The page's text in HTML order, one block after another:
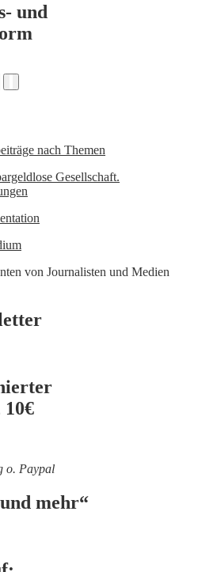
und
nach Themen
Gesellschaft.
von Journalisten und Medien
o. Paypal
mehr“